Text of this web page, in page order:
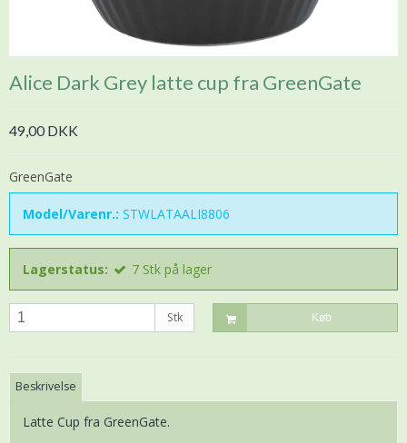
Alice Dark Grey latte cup fra GreenGate
49,00 DKK
GreenGate
Model/Varenr.: STWLATAALI8806
Lagerstatus: 7 Stk på lager
Stk Køb
Beskrivelse
Latte Cup fra GreenGate.